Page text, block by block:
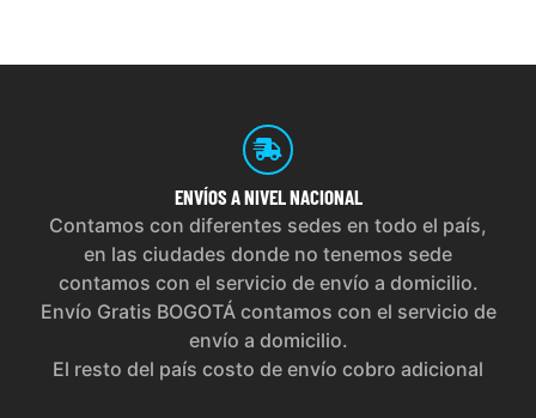
ENVÍOS A NIVEL NACIONAL
Contamos con diferentes sedes en todo el país,
en las ciudades donde no tenemos sede
contamos con el servicio de envío a domicilio.
Envío Gratis BOGOTÁ contamos con el servicio de
envío a domicilio.
El resto del país costo de envío cobro adicional